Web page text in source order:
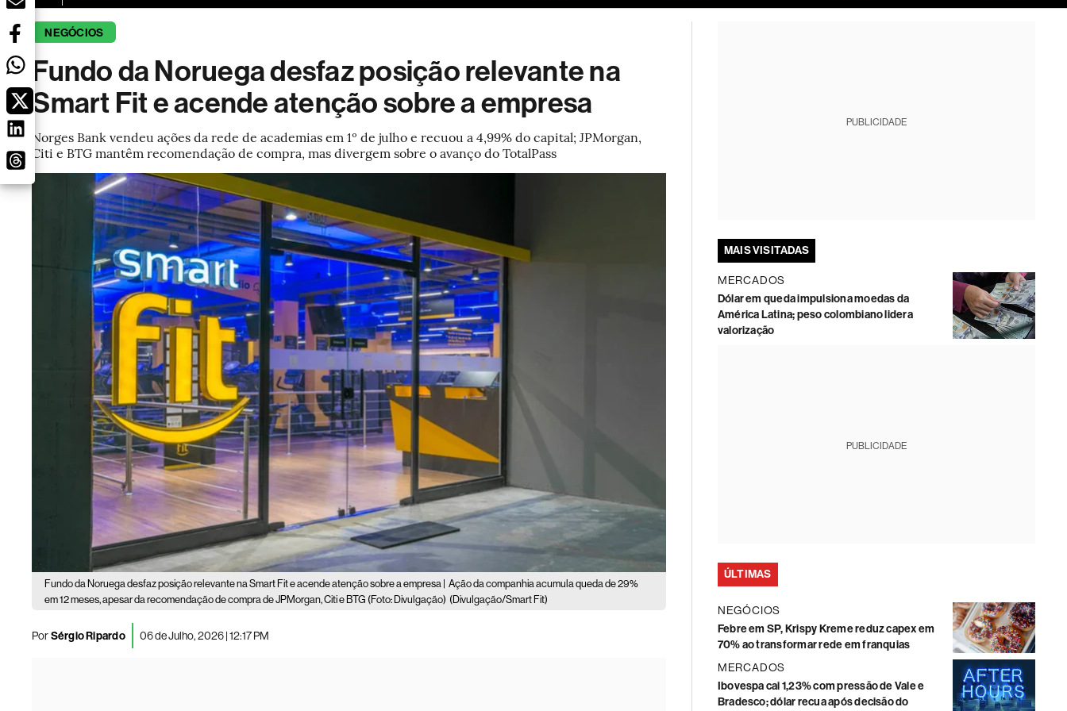
NEGÓCIOS
Fundo da Noruega desfaz posição relevante na
Smart Fit e acende atenção sobre a empresa
Norges Bank vendeu ações da rede de academias em 1º de julho e recuou a 4,99% do capital; JPMorgan,
Citi e BTG mantêm recomendação de compra, mas divergem sobre o avanço do TotalPass
Fundo da Noruega desfaz posição relevante na Smart Fit e acende atenção sobre a empresa |
Ação da companhia acumula queda de 29%
em 12 meses, apesar da recomendação de compra de JPMorgan, Citi e BTG (Foto: Divulgação) (Divulgação/Smart Fit)
PorSérgio Ripardo 06 de Julho, 2026 | 12:17 PM
PUBLICIDADE
MAIS VISITADAS
MERCADOS
Dólar em queda impulsiona moedas da
América Latina; peso colombiano lidera
valorização
PUBLICIDADE
ÚLTIMAS
NEGÓCIOS
Febre em SP, Krispy Kreme reduz capex em
70% ao transformar rede em franquias
MERCADOS
Ibovespa cai 1,23% com pressão de Vale e
Bradesco; dólar recua após decisão do